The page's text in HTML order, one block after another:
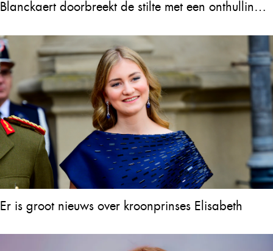
Blanckaert doorbreekt de stilte met een onthulling
achterlaat
Er is groot nieuws over kroonprinses Elisabeth